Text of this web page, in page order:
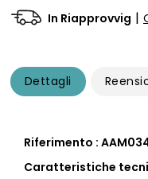
In Riapprovvig |
Dettagli
Riferimento :
Caratteristiche